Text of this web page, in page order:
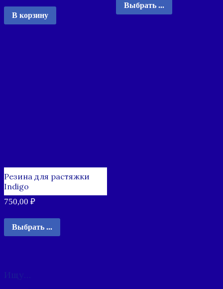
В корзину
Выбрать ...
Резина для растяжки
Indigo
750,00 ₽
Выбрать ...
Ищу…